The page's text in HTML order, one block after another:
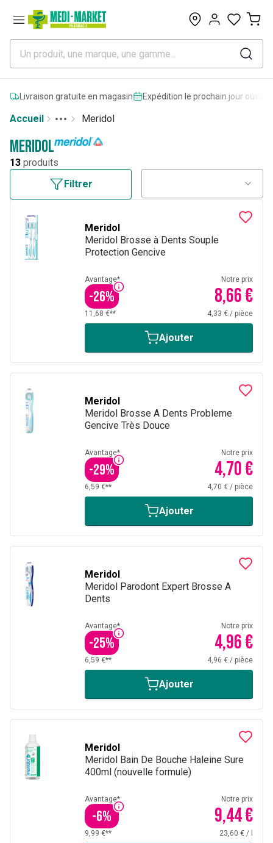
0
Livraison gratuite en magasin Expédition le prochain jour
Accueil
More
Toggle menu
Meridol
Meridol
13 produits
Filtrer
Meridol
Meridol Brosse à Dents Souple
Protection Gencive
Avantage*
-26%
Notre prix
8,66 €
11,68 €** 4,33 € / pièce
Ajouter
Meridol
Meridol Brosse A Dents Probleme
Gencive Très Douce
Avantage*
-29%
Notre prix
4,70 €
6,59 €** 4,70 € / pièce
Ajouter
Meridol
Meridol Parodont Expert Brosse A
Dents
Avantage*
-25%
Notre prix
4,96 €
6,59 €** 4,96 € / pièce
Ajouter
Meridol
Meridol Bain De Bouche Haleine Sure
400ml (nouvelle formule)
Avantage*
-6%
Notre prix
9,44 €
9,99 €** 23,60 € /